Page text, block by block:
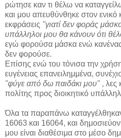
ρώτησε καν τι θέλω να
και μου απευθύνθηκε στον ενικό
εκφράσεις "γιατί δεν φοράς
υπάλληλοι μου θα κάνουν ότι
εγώ φορούσα μάσκα ενώ
δεν φορούσε.
Επίσης ενώ του τόνισα την
ευγένειας επανειλημμένα,
"φύγε από δω παιδάκι μου" , λες
πολίτης προς διοικητικό
Όλα τα παραπάνω
16063 και 16064, και
μου είναι διαθέσιμα στο μέσο